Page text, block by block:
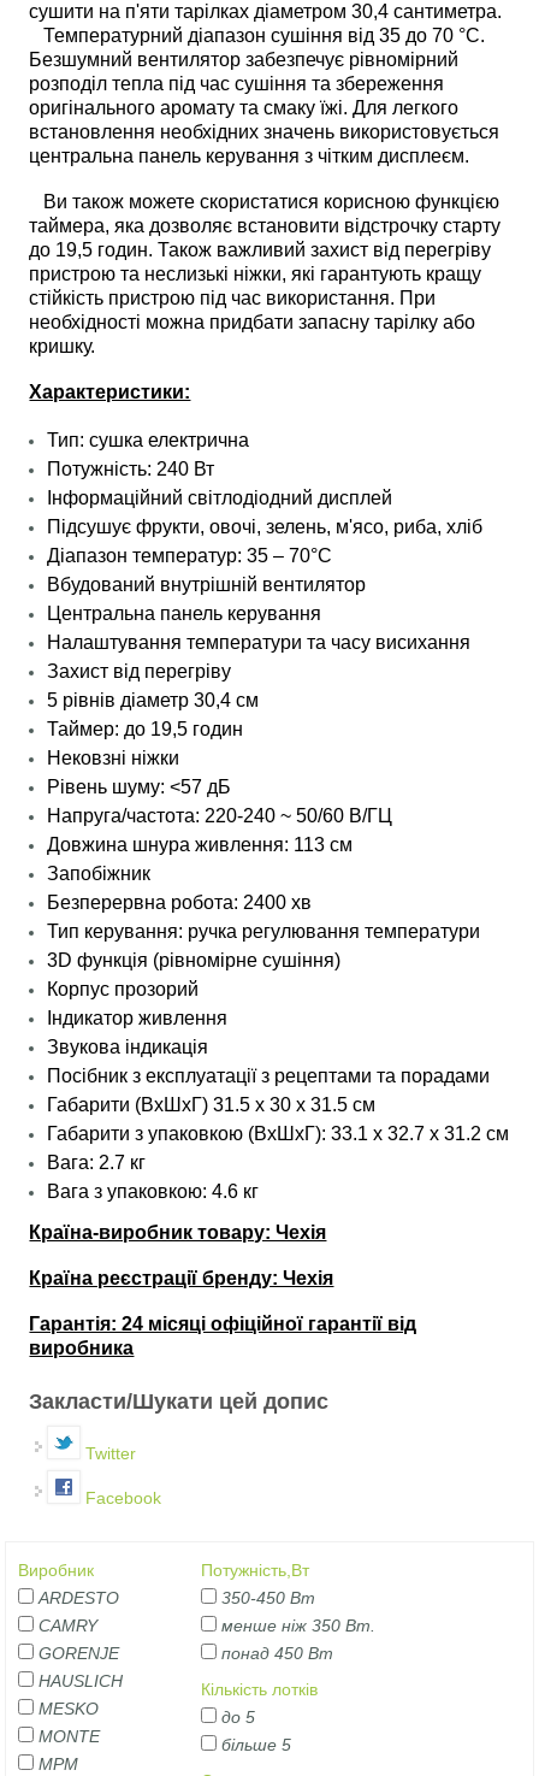
сушити на п'яти тарілках діаметром 30,4 сантиметра.
Температурний діапазон сушіння від 35 до 70 °C.
Безшумний вентилятор забезпечує рівномірний
розподіл тепла під час сушіння та збереження
оригінального аромату та смаку їжі. Для легкого
встановлення необхідних значень використовується
центральна панель керування з чітким дисплеєм.
Ви також можете скористатися корисною функцією
таймера, яка дозволяє встановити відстрочку старту
до 19,5 годин. Також важливий захист від перегріву
пристрою та неслизькі ніжки, які гарантують кращу
стійкість пристрою під час використання. При
необхідності можна придбати запасну тарілку або
кришку.
Характеристики:
Тип: сушка електрична
Потужність: 240 Вт
Інформаційний світлодіодний дисплей
Підсушує фрукти, овочі, зелень, м'ясо, риба, хліб
Діапазон температур: 35 – 70°C
Вбудований внутрішній вентилятор
Центральна панель керування
Налаштування температури та часу висихання
Захист від перегріву
5 рівнів діаметр 30,4 см
Таймер: до 19,5 годин
Нековзні ніжки
Рівень шуму: <57 дБ
Напруга/частота: 220-240 ~ 50/60 В/ГЦ
Довжина шнура живлення: 113 см
Запобіжник
Безперервна робота: 2400 хв
Тип керування: ручка регулювання температури
3D функція (рівномірне сушіння)
Корпус прозорий
Індикатор живлення
Звукова індикація
Посібник з експлуатації з рецептами та порадами
Габарити (ВхШхГ) 31.5 х 30 х 31.5 см
Габарити з упаковкою (ВхШхГ): 33.1 х 32.7 х 31.2 см
Вага: 2.7 кг
Вага з упаковкою: 4.6 кг
Країна-виробник товару: Чехія
Країна реєстрації бренду: Чехія
Гарантія: 24 місяці офіційної гарантії від
виробника
Закласти/Шукати цей допис
Twitter
Facebook
Виробник
ARDESTO
CAMRY
GORENJE
HAUSLICH
MESKO
MONTE
MPM
Потужність,Вт
350-450 Вт
менше ніж 350 Вт.
понад 450 Вт
Кількість лотків
до 5
більше 5